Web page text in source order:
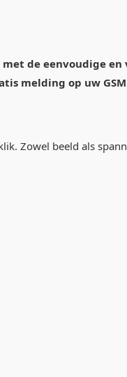
de eenvoudige
melding op uw
Zowel beeld als